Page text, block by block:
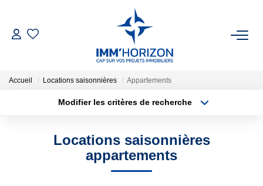
ACHETER
FAIRE GÉRER
Accueil Locations saisonnières Appartements
Modifier les critères de recherche
Surface min
Locations saisonnières
appartements